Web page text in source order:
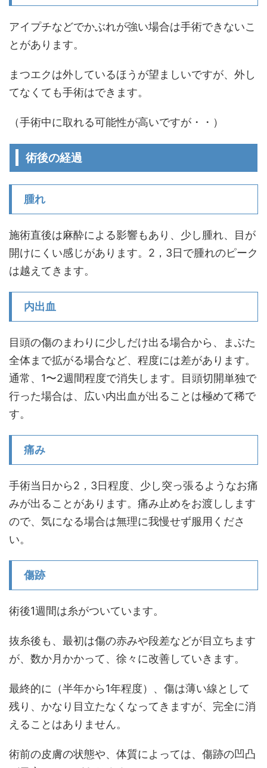
アイプチなどでかぶれが強い場合は手術できないこ
とがあります。
まつエクは外しているほうが望ましいですが、外し
てなくても手術はできます。
（手術中に取れる可能性が高いですが・・）
術後の経過
腫れ
施術直後は麻酔による影響もあり、少し腫れ、目が
開けにくい感じがあります。2，3日で腫れのピーク
は越えてきます。
内出血
目頭の傷のまわりに少しだけ出る場合から、まぶた
全体まで拡がる場合など、程度には差があります。
通常、1〜2週間程度で消失します。目頭切開単独で
行った場合は、広い内出血が出ることは極めて稀で
す。
痛み
手術当日から2，3日程度、少し突っ張るようなお痛
みが出ることがあります。痛み止めをお渡しします
ので、気になる場合は無理に我慢せず服用くださ
い。
傷跡
術後1週間は糸がついています。
抜糸後も、最初は傷の赤みや段差などが目立ちます
が、数か月かかって、徐々に改善していきます。
最終的に（半年から1年程度）、傷は薄い線として
残り、かなり目立たなくなってきますが、完全に消
えることはありません。
術前の皮膚の状態や、体質によっては、傷跡の凹凸